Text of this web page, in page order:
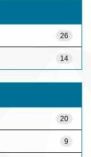
26
14
20
9